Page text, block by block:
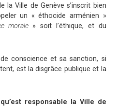
la Ville de Genève s’inscrit bien
un « éthocide arménien »
morale » soit l’éthique, et du
conscience et sa sanction, si
est la disgrâce publique et la
responsable la Ville de